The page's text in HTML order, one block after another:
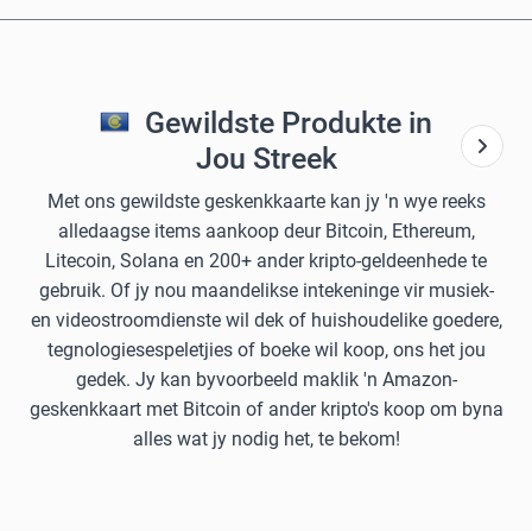
Gewildste Produkte in
Jou Streek
Met ons gewildste geskenkkaarte kan jy 'n wye reeks
alledaagse items aankoop deur Bitcoin, Ethereum,
Litecoin, Solana en 200+ ander kripto-geldeenhede te
gebruik. Of jy nou maandelikse intekeninge vir musiek-
en videostroomdienste wil dek of huishoudelike goedere,
tegnologiesespeletjies of boeke wil koop, ons het jou
gedek. Jy kan byvoorbeeld maklik 'n Amazon-
geskenkkaart met Bitcoin of ander kripto's koop om byna
alles wat jy nodig het, te bekom!